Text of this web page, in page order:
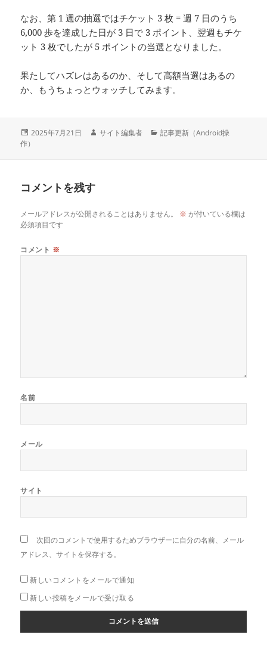
なお、第 1 週の抽選ではチケット 3 枚 = 週 7 日のうち
6,000 歩を達成した日が 3 日で 3 ポイント、翌週もチケ
ット 3 枚でしたが 5 ポイントの当選となりました。
果たしてハズレはあるのか、そして高額当選はあるの
か、もうちょっとウォッチしてみます。
投
2025年7月21日
作
サイト編集者
カ
記事更新（Android操
作）
コメントを残す
メールアドレスが公開されることはありません。 ※ が付いている欄は
必須項目です
コメント ※
名前
メール
サイト
次回のコメントで使用するためブラウザーに自分の名前、メール
アドレス、サイトを保存する。
新しいコメントをメールで通知
新しい投稿をメールで受け取る